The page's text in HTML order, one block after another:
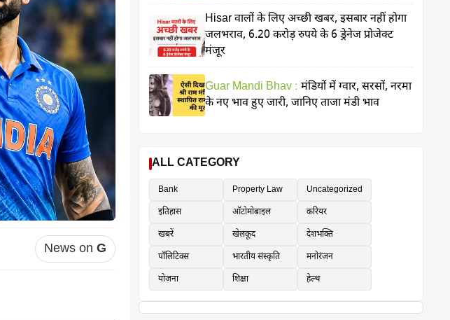
News onG
Hisar वालों के लिए अच्छी खबर, इसबार नहीं होगा
जलभराव, 6.20 करोड़ रुपये के 6 ड्रेनेज प्रोजेक्ट
मंजूर
Guar Mandi Bhav : मंडियों में ग्वार, सरसों, नरमा
के नए भाव हुए जारी, जानिए ताजा मंडी भाव
ALL CATEGORY
Bank Property Law
Uncategorized
इतिहास
ऑटोमोबाइल
करियर
खबरें
खेलकूद
देशभक्ति
पॉलिटिक्स
भारतीय संस्कृति
मनोरंजन
योजना
शिक्षा हेल्थ